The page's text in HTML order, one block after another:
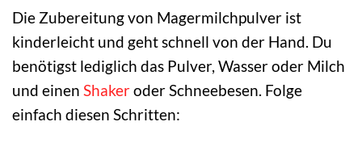
Die Zubereitung von Magermilchpulver ist
kinderleicht und geht schnell von der Hand. Du
benötigst lediglich das Pulver, Wasser oder Milch
und einen Shakeroder Schneebesen. Folge
einfach diesen Schritten: